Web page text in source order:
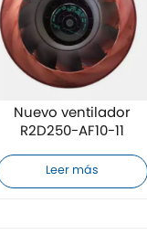
Nuevo ventilador
R2D250-AF10-11
Leer más